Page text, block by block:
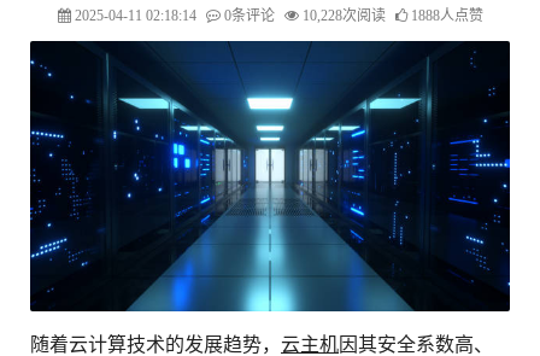
2025-04-11 02:18:14 0条评论 10,228次阅读 1888人点赞
随着云计算技术的发展趋势， 云主机因其安全系数高、